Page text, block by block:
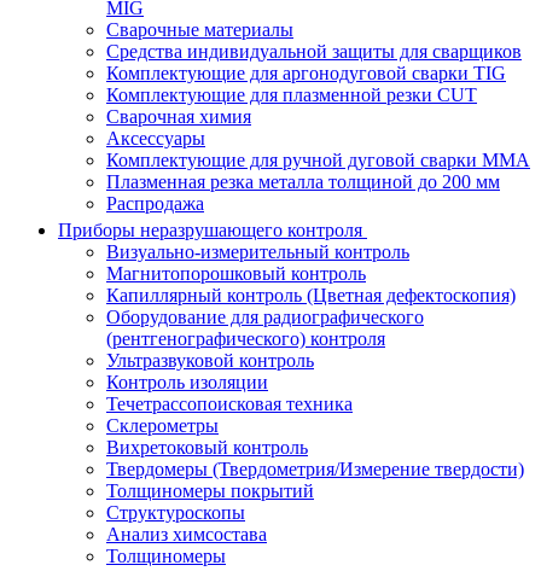
MIG
Сварочные материалы
Средства индивидуальной защиты для сварщиков
Комплектующие для аргонодуговой сварки TIG
Комплектующие для плазменной резки CUT
Сварочная химия
Аксессуары
Комплектующие для ручной дуговой сварки MMA
Плазменная резка металла толщиной до 200 мм
Распродажа
Приборы неразрушающего контроля
Визуально-измерительный контроль
Магнитопорошковый контроль
Капиллярный контроль (Цветная дефектоскопия)
Оборудование для радиографического
(рентгенографического) контроля
Ультразвуковой контроль
Контроль изоляции
Течетрассопоисковая техника
Склерометры
Вихретоковый контроль
Твердомеры (Твердометрия/Измерение твердости)
Толщиномеры покрытий
Структуроскопы
Анализ химсостава
Толщиномеры